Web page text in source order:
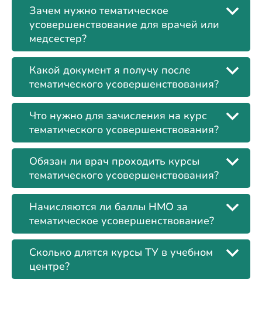
Зачем нужно тематическое
усовершенствование для врачей или
медсестер?
Какой документ я получу после
тематического усовершенствования?
Что нужно для зачисления на курс
тематического усовершенствования?
Обязан ли врач проходить курсы
тематического усовершенствования?
Начисляются ли баллы НМО за
тематическое усовершенствование?
Сколько длятся курсы ТУ в учебном
центре?